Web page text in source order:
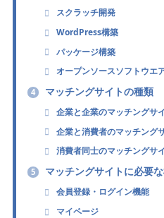
スクラッチ開発
WordPress構築
パッケージ構築
オープンソースソフトウエ
4 マッチングサイトの種類
企業と企業のマッチングサ
企業と消費者のマッチング
消費者同士のマッチングサ
5 マッチングサイトに必要
会員登録・ログイン機能
マイページ